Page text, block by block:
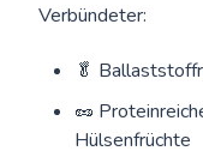
Verbündeter:
🥬
🥜
Hülsenfrüchte